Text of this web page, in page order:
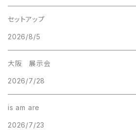
セットアップ
2026/8/5
大阪 展示会
2026/7/28
is am are
2026/7/23